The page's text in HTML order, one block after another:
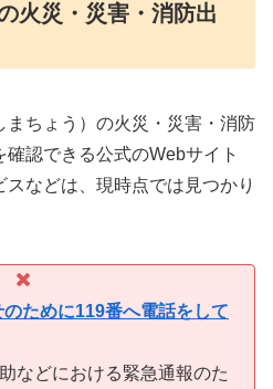
火災・災害・消防出
まちょう）の火災・災害・消防
認できる公式のWebサイト
などは、現時点では見つかり
ために119番へ電話をして
などにおける緊急通報のた